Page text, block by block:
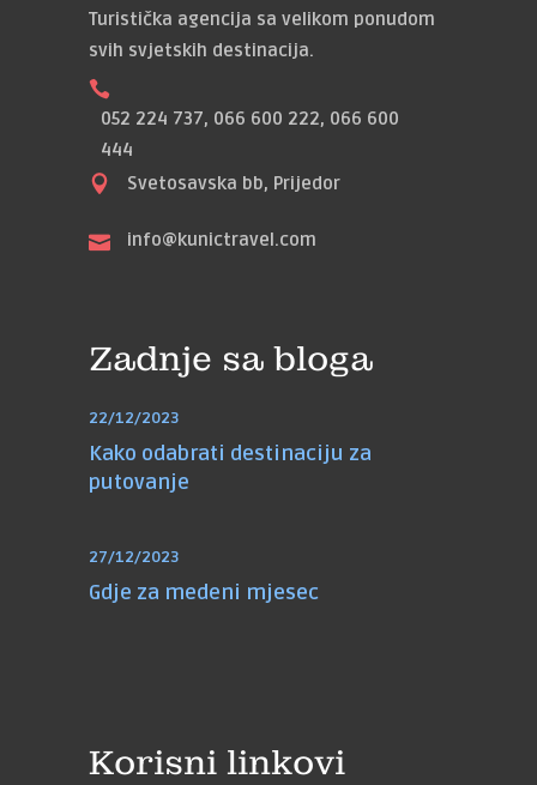
Turistička agencija sa velikom ponudom
svih svjetskih destinacija.
052 224 737, 066 600 222, 066 600
444
Svetosavska bb, Prijedor
info@kunictravel.com
Zadnje sa bloga
22/12/2023
Kako odabrati destinaciju za
putovanje
27/12/2023
Gdje za medeni mjesec
Korisni linkovi